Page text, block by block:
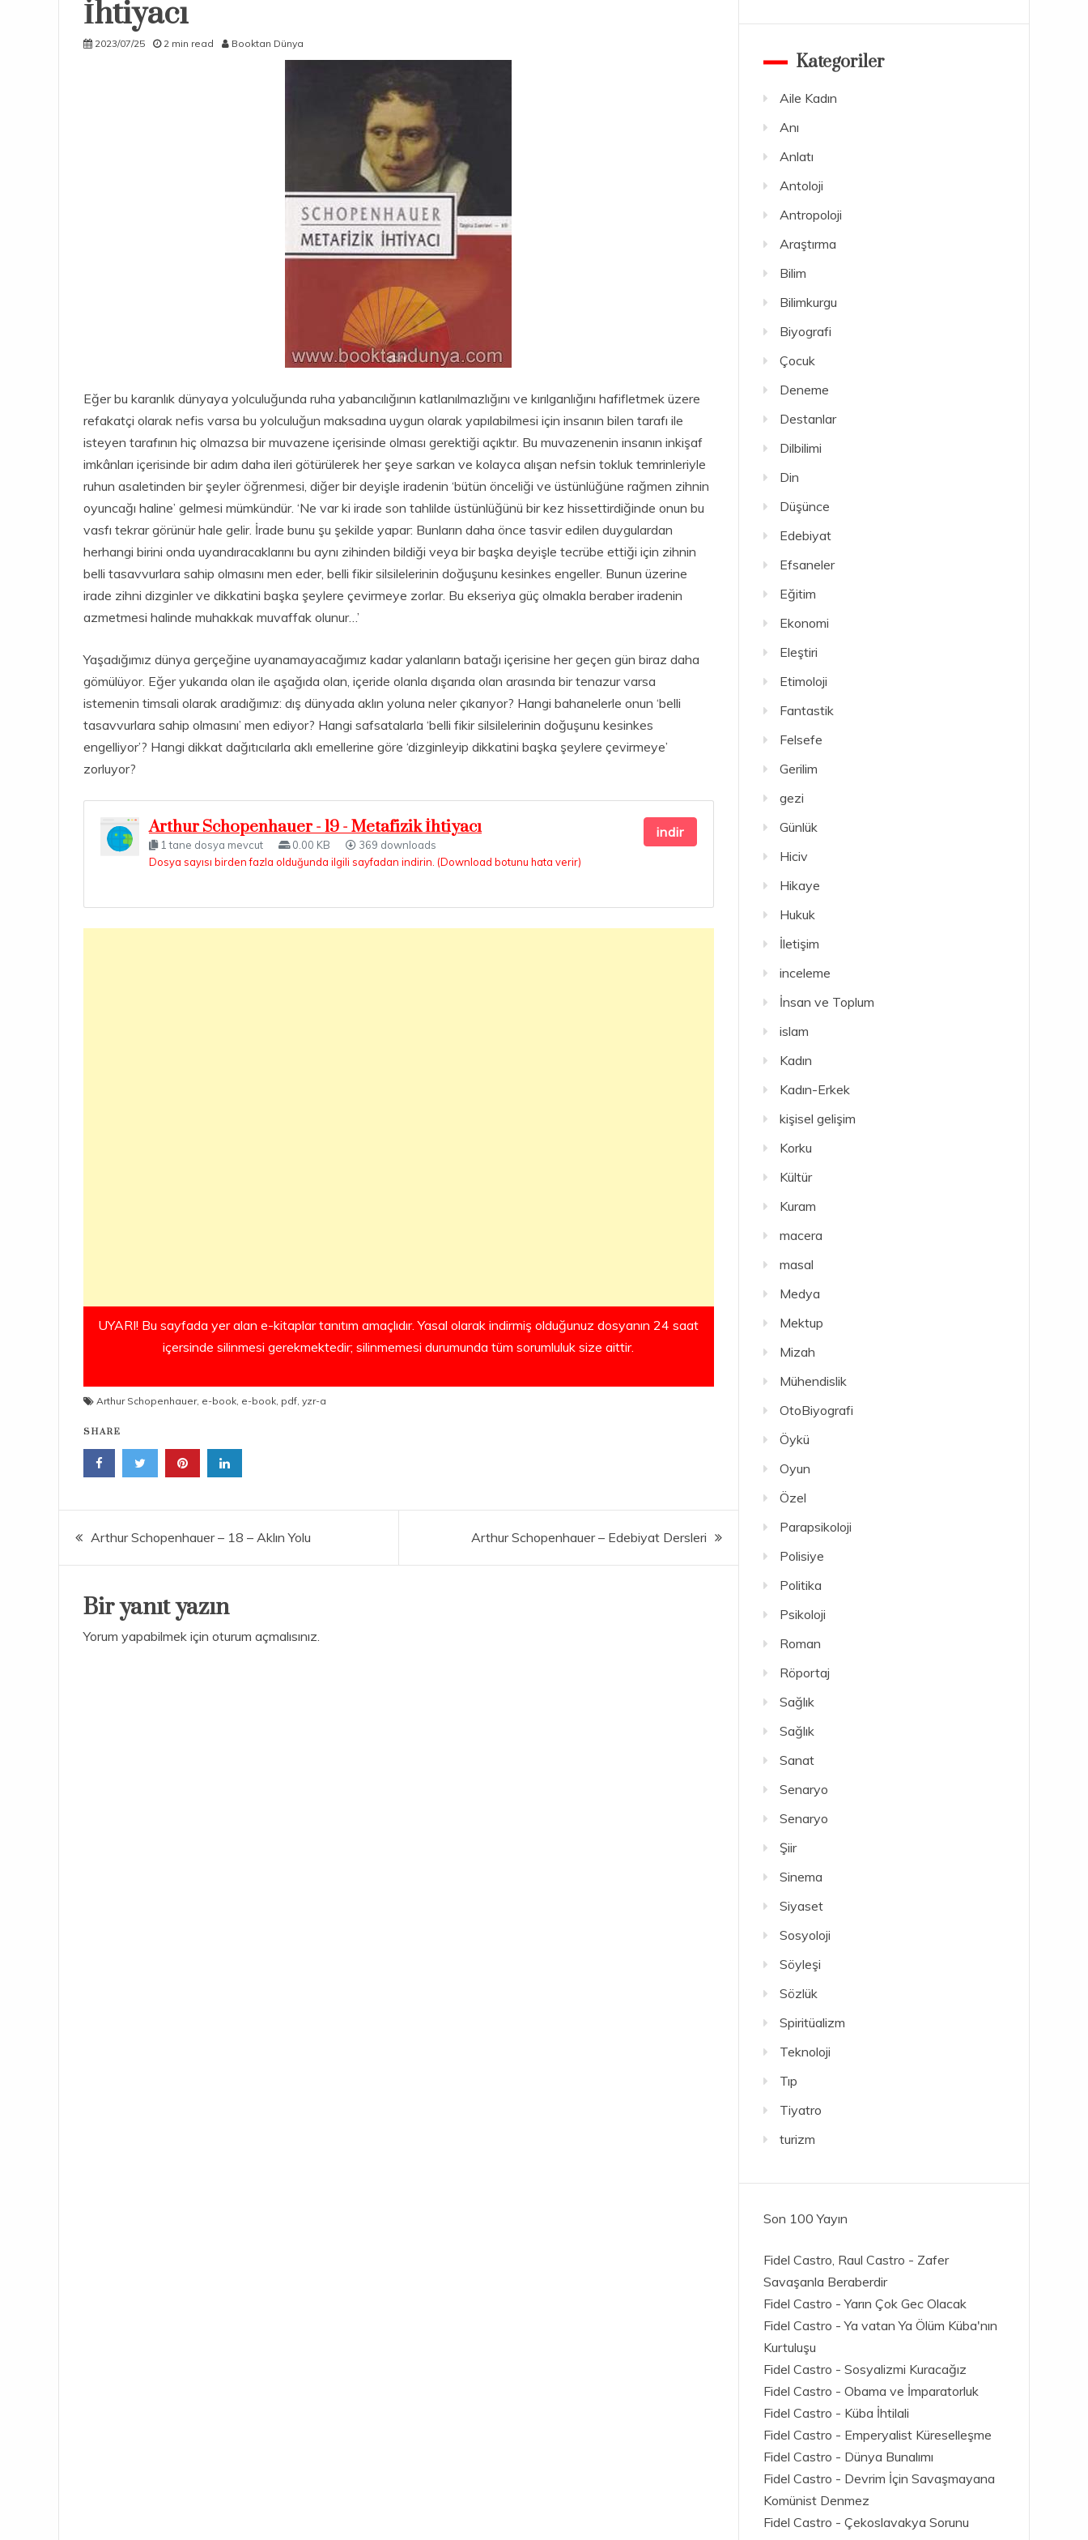
İhtiyacı
2023/07/25 2 min read Booktan Dünya
Eğer bu karanlık dünyaya yolculuğunda ruha yabancılığının katlanılmazlığını ve kırılganlığını hafifletmek üzere
refakatçi olarak nefis varsa bu yolculuğun maksadına uygun olarak yapılabilmesi için insanın bilen tarafı ile
isteyen tarafının hiç olmazsa bir muvazene içerisinde olması gerektiği açıktır. Bu muvazenenin insanın inkişaf
imkânları içerisinde bir adım daha ileri götürülerek her şeye sarkan ve kolayca alışan nefsin tokluk temrinleriyle
ruhun asaletinden bir şeyler öğrenmesi, diğer bir deyişle iradenin ‘bütün önceliği ve üstünlüğüne rağmen zihnin
oyuncağı haline’ gelmesi mümkündür. ‘Ne var ki irade son tahlilde üstünlüğünü bir kez hissettirdiğinde onun bu
vasfı tekrar görünür hale gelir. İrade bunu şu şekilde yapar: Bunların daha önce tasvir edilen duygulardan
herhangi birini onda uyandıracaklarını bu aynı zihinden bildiği veya bir başka deyişle tecrübe ettiği için zihnin
belli tasavvurlara sahip olmasını men eder, belli fikir silsilelerinin doğuşunu kesinkes engeller. Bunun üzerine
irade zihni dizginler ve dikkatini başka şeylere çevirmeye zorlar. Bu ekseriya güç olmakla beraber iradenin
azmetmesi halinde muhakkak muvaffak olunur…’
Yaşadığımız dünya gerçeğine uyanamayacağımız kadar yalanların batağı içerisine her geçen gün biraz daha
gömülüyor. Eğer yukarıda olan ile aşağıda olan, içeride olanla dışarıda olan arasında bir tenazur varsa
istemenin timsali olarak aradığımız: dış dünyada aklın yoluna neler çıkarıyor? Hangi bahanelerle onun ‘belli
tasavvurlara sahip olmasını’ men ediyor? Hangi safsatalarla ‘belli fikir silsilelerinin doğuşunu kesinkes
engelliyor’? Hangi dikkat dağıtıcılarla aklı emellerine göre ‘dizginleyip dikkatini başka şeylere çevirmeye’
zorluyor?
Arthur Schopenhauer - 19 - Metafizik İhtiyacı
1 tane dosya mevcut 0.00 KB
369 downloads
Dosya sayısı birden fazla olduğunda ilgili sayfadan indirin. (Download botunu hata verir)
indir
UYARI! Bu sayfada yer alan e-kitaplar tanıtım amaçlıdır. Yasal olarak indirmiş olduğunuz dosyanın 24 saat
içersinde silinmesi gerekmektedir; silinmemesi durumunda tüm sorumluluk size aittir.
Arthur Schopenhauer, e-book, e-book, pdf, yzr-a
SHARE
Yazı
gezinmesi
Arthur Schopenhauer – 18 – Aklın Yolu Arthur Schopenhauer – Edebiyat Dersleri
Bir yanıt yazın
Yorum yapabilmek için oturum açmalısınız.
Kategoriler
Aile Kadın
Anı
Anlatı
Antoloji
Antropoloji
Araştırma
Bilim
Bilimkurgu
Biyografi
Çocuk
Deneme
Destanlar
Dilbilimi
Din
Düşünce
Edebiyat
Efsaneler
Eğitim
Ekonomi
Eleştiri
Etimoloji
Fantastik
Felsefe
Gerilim
gezi
Günlük
Hiciv
Hikaye
Hukuk
İletişim
inceleme
İnsan ve Toplum
islam
Kadın
Kadın-Erkek
kişisel gelişim
Korku
Kültür
Kuram
macera
masal
Medya
Mektup
Mizah
Mühendislik
OtoBiyografi
Öykü
Oyun
Özel
Parapsikoloji
Polisiye
Politika
Psikoloji
Roman
Röportaj
Sağlık
Sağlık
Sanat
Senaryo
Senaryo
Şiir
Sinema
Siyaset
Sosyoloji
Söyleşi
Sözlük
Spiritüalizm
Teknoloji
Tıp
Tiyatro
turizm
Son 100 Yayın
Fidel Castro, Raul Castro - Zafer
Savaşanla Beraberdir
Fidel Castro - Yarın Çok Gec Olacak
Fidel Castro - Ya vatan Ya Ölüm Küba'nın
Kurtuluşu
Fidel Castro - Sosyalizmi Kuracağız
Fidel Castro - Obama ve İmparatorluk
Fidel Castro - Küba İhtilali
Fidel Castro - Emperyalist Küreselleşme
Fidel Castro - Dünya Bunalımı
Fidel Castro - Devrim İçin Savaşmayana
Komünist Denmez
Fidel Castro - Çekoslavakya Sorunu